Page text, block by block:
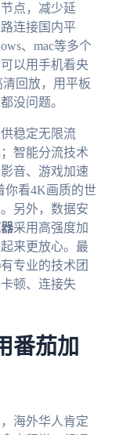
点，减少延
连接国内平
、mac等多个
以用手机看央
回放，用平板
没问题。
稳定无限流
智能分流技术
音、游戏加速
看4K画质的世
另外，数据安
采用高强度加
来更放心。最
有专业的技术团
顿、连接失
番茄加
海外华人肯定